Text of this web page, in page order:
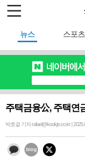
뉴스 스포츠
주택금융公, 주택연
박호걸 기자 rafael@kookje.co.kr |